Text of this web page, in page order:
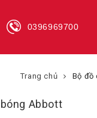
0396969700
Trang chủ Bộ đồ
Abbott